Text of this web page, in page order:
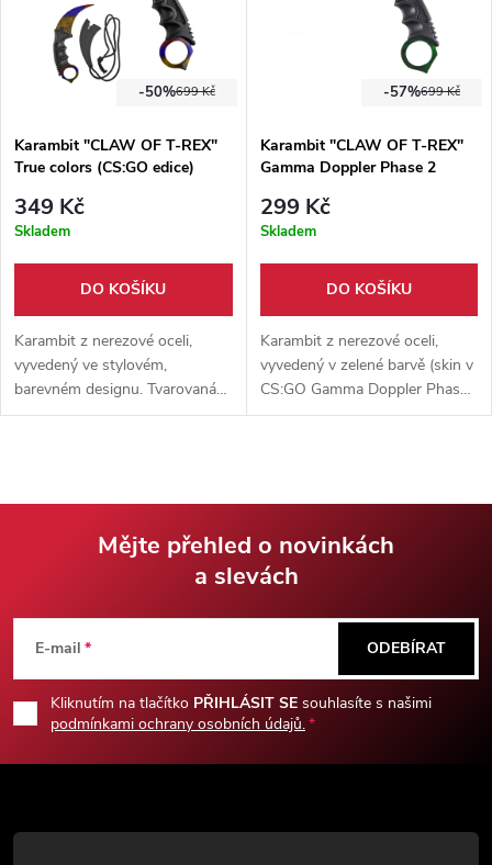
699 Kč
-50%
Karambit "CLAW OF T-REX"
True colors (CS:GO edice)
349 Kč
Skladem
DO KOŠÍKU
Karambit z nerezové oceli,
vyvedený ve stylovém,
barevném designu. Tvarovaná
rukojeť z odolného plastu.
699 Kč
-57%
Karambit "CLAW OF T-REX"
Gamma Doppler Phase 2
299 Kč
Skladem
DO KOŠÍKU
Karambit z nerezové oceli,
vyvedený v zelené barvě (skin v
CS:GO Gamma Doppler Phase
2). Tvarovaná rukojeť z
p
a
Mějte přehled o novinkách
a slevách
E-mail
Kliknutím na tlačítko PŘIHLÁSIT SE souhlasíte s našimi
podmínkami ochrany osobních údajů.
ODEBÍRAT